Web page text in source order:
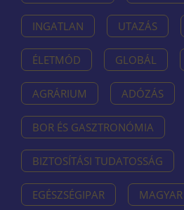
INGATLAN UTAZÁS
ÉLETMÓD GLOBÁL
AGRÁRIUM ADÓZÁS
BOR ÉS GASZTRONÓMIA
BIZTOSÍTÁSI TUDATOSSÁG
EGÉSZSÉGIPAR